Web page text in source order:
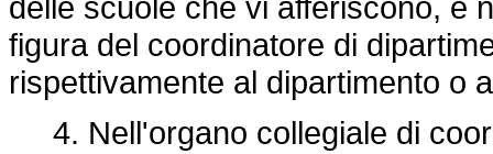
figura del coordinatore di
rispettivamente al dipartimento o
4. Nell'organo collegiale di